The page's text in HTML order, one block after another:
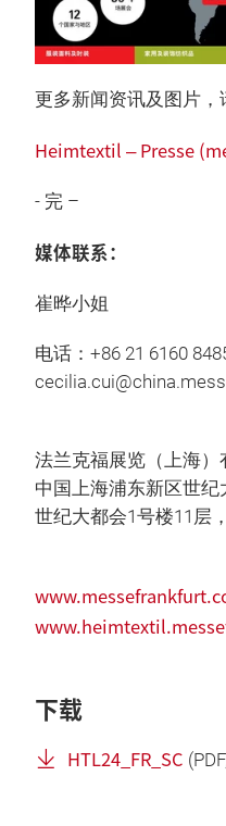
更多新闻资讯及图片，
Heimtextil – Presse
- 完 –
媒体联系：
崔晔小姐
电话：+86 21 6160
法兰克福展览（上海）
中国上海浦东新区世纪
世纪大都会1号楼11层
下载
HTL24_FR_SC (PDF